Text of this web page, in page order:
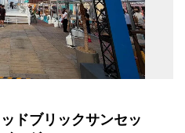
ドブリックサンセッ